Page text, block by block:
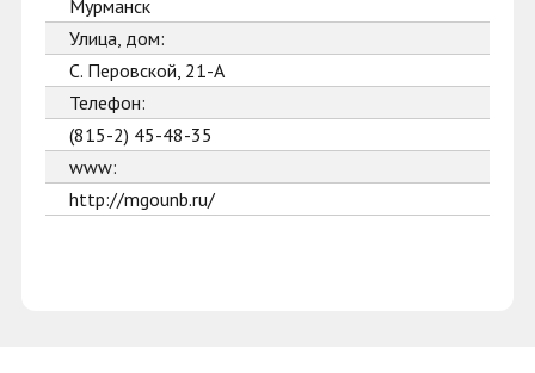
Мурманск
Улица, дом:
С. Перовской, 21-А
Телефон:
(815-2) 45-48-35
www:
http://mgounb.ru/